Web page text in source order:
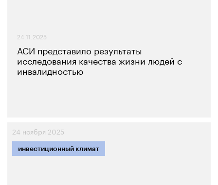
24.11.2025
АСИ представило результаты
исследования качества жизни людей с
инвалидностью
24 ноября 2025
инвестиционный климат